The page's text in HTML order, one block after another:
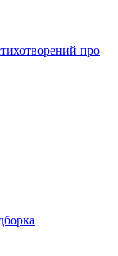
про